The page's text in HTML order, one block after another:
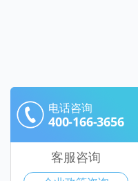
电话咨询
400-166-3656
客服咨询